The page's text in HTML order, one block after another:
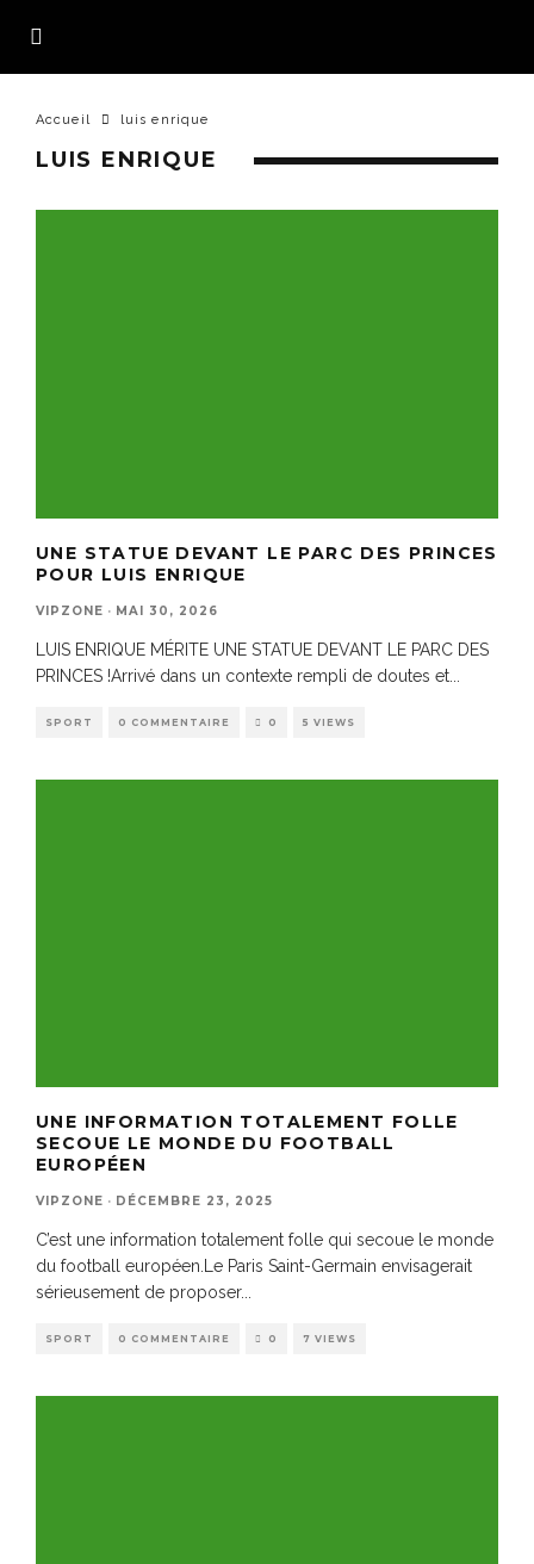
Accueil luis enrique
LUIS ENRIQUE
UNE STATUE DEVANT LE PARC DES PRINCES
POUR LUIS ENRIQUE
VIPZONE · MAI 30, 2026
LUIS ENRIQUE MÉRITE UNE STATUE DEVANT LE PARC DES
PRINCES !Arrivé dans un contexte rempli de doutes et
SPORT 0 COMMENTAIRE 0 5 VIEWS
UNE INFORMATION TOTALEMENT FOLLE
SECOUE LE MONDE DU FOOTBALL
EUROPÉEN
VIPZONE · DÉCEMBRE 23, 2025
C’est une information totalement folle qui secoue le monde
du football européen.Le Paris Saint-Germain envisagerait
sérieusement de proposer...
SPORT 0 COMMENTAIRE 0 7 VIEWS